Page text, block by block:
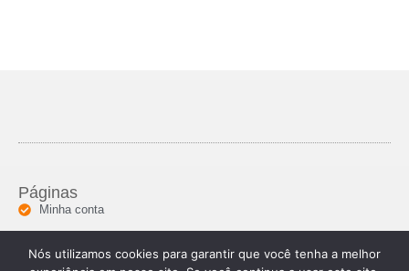
Páginas
Minha conta
Informações
Segunda a sexta: 08h ás 18h (85) 92000-04877
Nós utilizamos cookies para garantir que você tenha a melhor